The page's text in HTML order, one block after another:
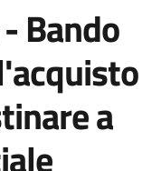
Bando
a